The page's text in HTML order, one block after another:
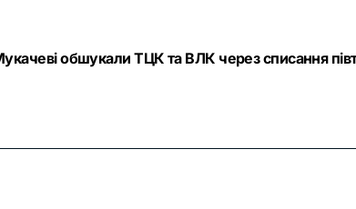
обшукали ТЦК та ВЛК через списання